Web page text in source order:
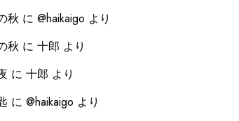
秋 に @haikaigo より
秋 に 十郎 より
に 十郎 より
に @haikaigo より